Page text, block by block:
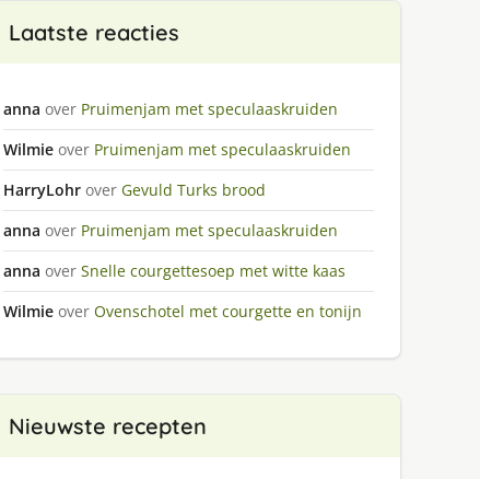
Laatste reacties
anna over Pruimenjam met speculaaskruiden
Wilmie over Pruimenjam met speculaaskruiden
HarryLohr over Gevuld Turks brood
anna over Pruimenjam met speculaaskruiden
anna over Snelle courgettesoep met witte kaas
Wilmie over Ovenschotel met courgette en tonijn
Nieuwste recepten